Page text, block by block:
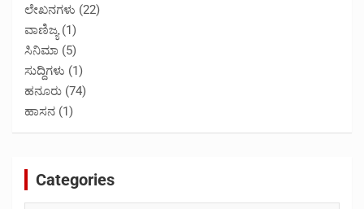
ಲೇಖನಗಳು (22)
ವಾಣಿಜ್ಯ(1)
ಸಿನಿಮಾ (5)
ಸುದ್ದಿಗಳು (1)
ಹನೂರು (74)
ಹಾಸನ (1)
Categories